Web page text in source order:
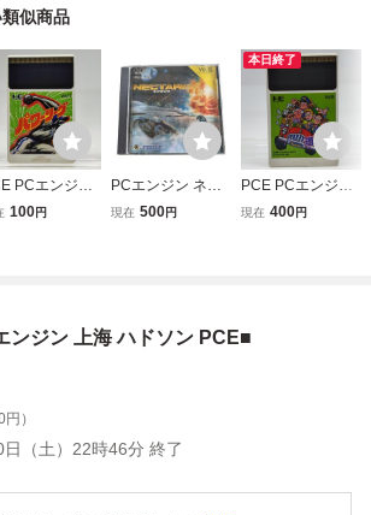
似商品
PCエンジン
ハドソ
100円
PCエンジン ネク
タリス NECTARIS
現在 500円
本日終了
PCE PCエンジン
HuCARD ハドソ
現在 400円
ンジン 上海 ハドソン PCE■
円）
日（土）22時46分 終了